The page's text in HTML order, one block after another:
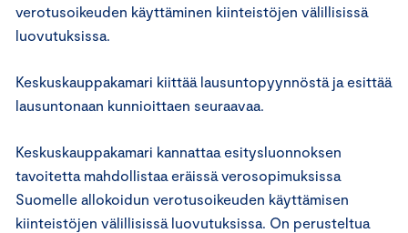
verotusoikeuden käyttäminen kiinteistöjen välillisissä
luovutuksissa.
Keskuskauppakamari kiittää lausuntopyynnöstä ja esittää
lausuntonaan kunnioittaen seuraavaa.
Keskuskauppakamari kannattaa esitysluonnoksen
tavoitetta mahdollistaa eräissä verosopimuksissa
Suomelle allokoidun verotusoikeuden käyttämisen
kiinteistöjen välillisissä luovutuksissa. On perusteltua